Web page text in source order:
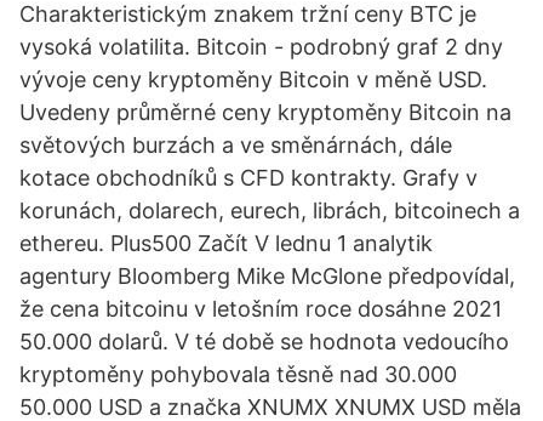
Charakteristickým znakem tržní ceny BTC je
vysoká volatilita. Bitcoin - podrobný graf 2 dny
vývoje ceny kryptoměny Bitcoin v měně USD.
Uvedeny průměrné ceny kryptoměny Bitcoin na
světových burzách a ve směnárnách, dále
kotace obchodníků s CFD kontrakty. Grafy v
korunách, dolarech, eurech, librách, bitcoinech a
ethereu. Plus500 Začít V lednu 1 analytik
agentury Bloomberg Mike McGlone předpovídal,
že cena bitcoinu v letošním roce dosáhne 2021
50.000 dolarů. V té době se hodnota vedoucího
kryptoměny pohybovala těsně nad 30.000
50.000 USD a značka XNUMX XNUMX USD měla